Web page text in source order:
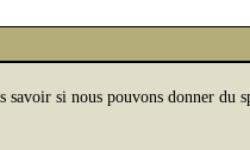
savoir si nous pouvons donner